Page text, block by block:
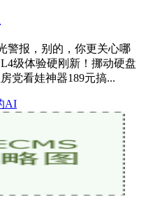
警报，别的，你更关心哪
级体验硬刚新！挪动硬盘
党看娃神器189元搞...